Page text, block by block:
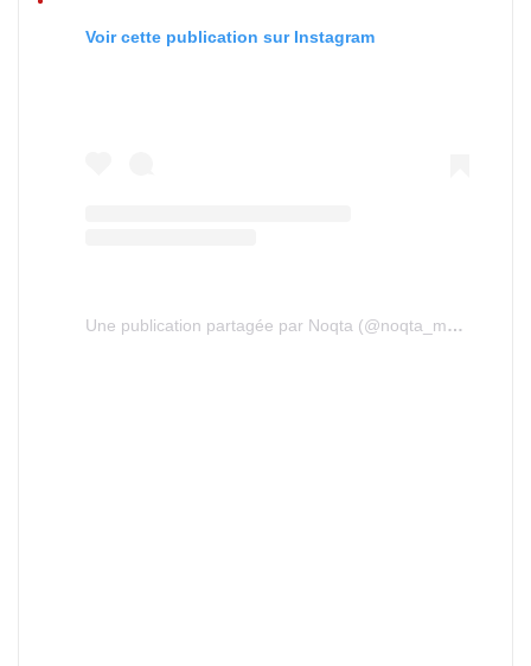
Voir cette publication sur Instagram
Une publication partagée par Noqta (@noqta_media)